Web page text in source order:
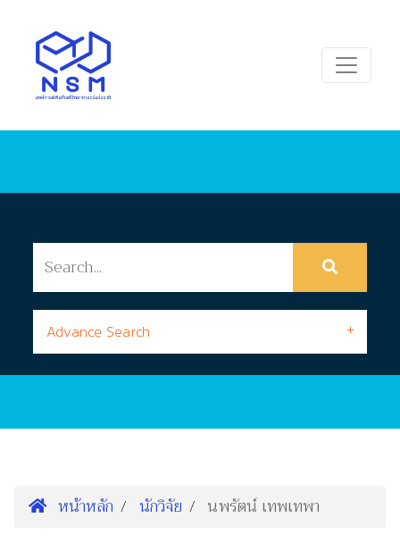
Advance Search
หน้าหลัก นักวิจัย นพรัตน์ เทพเทพา